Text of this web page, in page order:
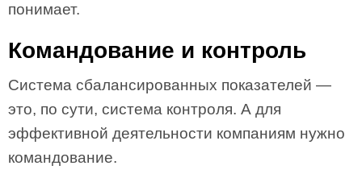
понимает.
Командование и контроль
Система сбалансированных показателей —
это, по сути, система контроля. А для
эффективной деятельности компаниям нужно
командование.